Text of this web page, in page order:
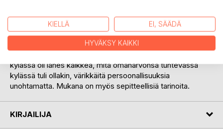
Lapsuuden kylä pienessä Sydän-Hämäläisessä pitäjässä ja
sen suuressa kylässä tuo kiinnostavasti esille nuoren pojan
kasvuympäristön. Samalla se on aikalaiskuvaus 1950-60
kylässä oli lähes kaikkea, mitä omanarvonsa tuntevassa
kylässä tuli ollakin, värikkäitä persoonallisuuksia
unohtamatta. Mukana on myös sepitteellisiä tarinoita.
KIRJAILIJA
KIELLÄ EI, SÄÄDÄ
HYVÄKSY KAIKKI